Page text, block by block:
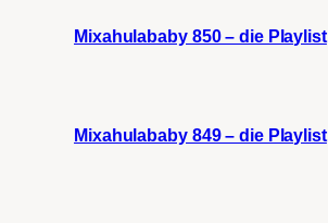
Mixahulababy 850 – die Playlist
Mixahulababy 849 – die Playlist